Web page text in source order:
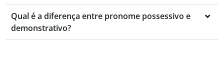
Qual é a diferença entre pronome possessivo e
demonstrativo?